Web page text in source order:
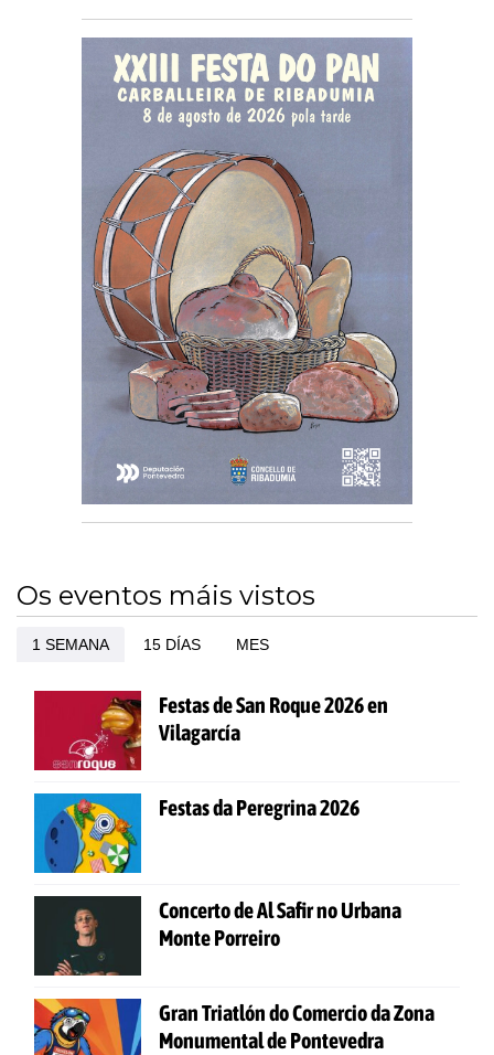
Os eventos máis vistos
1 SEMANA 15 DÍAS MES
Festas de San Roque 2026 en
Vilagarcía
Festas da Peregrina 2026
Concerto de Al Safir no Urbana
Monte Porreiro
Gran Triatlón do Comercio da Zona
Monumental de Pontevedra